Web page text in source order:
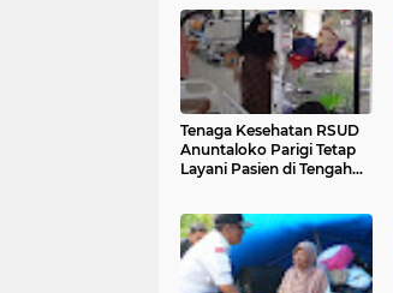
Tenaga Kesehatan RSUD
Anuntaloko Parigi Tetap
Layani Pasien di Tengah